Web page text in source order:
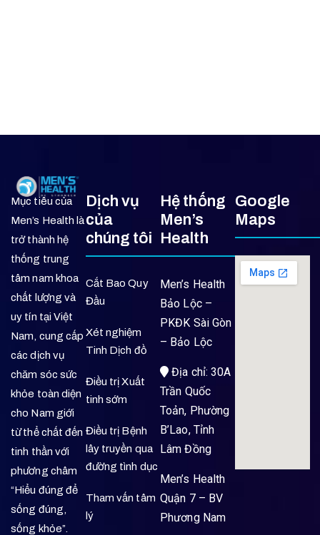
Mục tiêu của
Men’s Health là
trở thành hệ
thống trung
tâm nam khoa
chất lượng và
uy tín tại Việt
Nam, cung cấp
các dịch vụ
chăm sóc sức
khỏe toàn diện
cho Nam giới
từ thể chất đến
tinh thần với
phương châm
“Hiểu đúng để
sống đúng,
sống khỏe”.
Dịch vụ
của
chúng tôi
Cắt Bao Quy
Đầu
Xét nghiệm
Tinh Dịch đồ
Điều trị Xuất
tinh sớm
Điều trị Bệnh
lây truyền qua
đường tình dục
Tham vấn tâm
lý
Hệ thống
Men’s
Health
Men’s Health
Bảo Lộc –
PKĐK Sài Gòn
– Bảo Lộc
Địa chỉ: 30A
Trần Quốc
Toản, Phường
B’Lao, Tỉnh
Lâm Đồng
Men’s Health
Quận 7 – BV
Phương Nam
Google
Maps